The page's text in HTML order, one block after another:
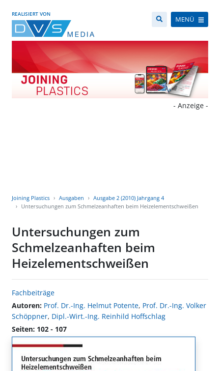
REALISIERT VON
MENÜ
- Anzeige -
Joining Plastics Ausgaben
Ausgabe 2 (2010) Jahrgang 4
Untersuchungen zum Schmelzeanhaften beim Heizelementschweißen
Untersuchungen zum
Schmelzeanhaften beim
Heizelementschweißen
Fachbeiträge
Autoren: Prof. Dr.-Ing. Helmut Potente, Prof. Dr.-Ing. Volker
Schöppner, Dipl.-Wirt.-Ing. Reinhild Hoffschlag
Seiten: 102 - 107